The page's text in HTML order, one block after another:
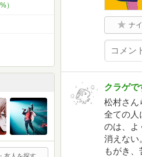
ナ
クラゲで
松村さん
全ての人
のは、よ
消えない
もがき
）